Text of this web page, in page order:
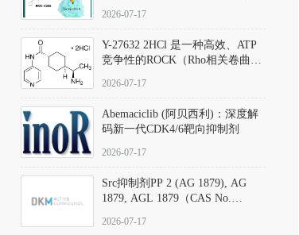
向KRAS/NRAS/HRAS的广谱RAS
2026-07-17
Y-27632 2HCl 是一种高效、ATP
竞争性的ROCK（Rho相关卷曲螺
同等抑制ROCK1与ROCK2；其通
过精准嵌入激酶的ATP结合位点
发挥抑制作用，对ROCK1和
ROCK2的解离常数（Ki）分别为
140 nM和300 nM；在众多丝氨酸/
中，其靶向ROCK的选择性超过
200倍，凸显出优异的分子特异
2026-07-17
Abemaciclib (阿贝西利)：深度解
码新一代CDK4/6靶向抑制剂
2026-07-17
Src抑制剂PP 2 (AG 1879), AG
1879, AGL 1879（CAS No.
应用指南
2026-07-17